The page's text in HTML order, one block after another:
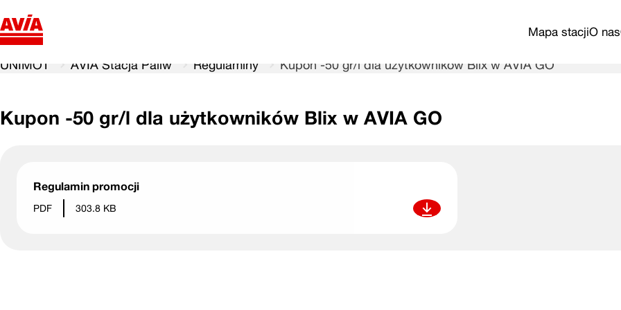
Mapa stacjiO nas
UNIMOT AVIA Stacja Paliw Regulaminy Kupon -50 gr/l dla użytkowników Blix w AVIA GO
Kupon -50 gr/l dla użytkowników Blix w AVIA GO
Regulamin promocji
PDF 303.8 KB Pobierz